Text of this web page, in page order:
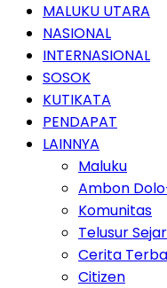
MALUKU UTARA
NASIONAL
INTERNASIONAL
SOSOK
KUTIKATA
PENDAPAT
LAINNYA
Maluku
Ambon
Komunitas
Telusur
Cerita
Citizen